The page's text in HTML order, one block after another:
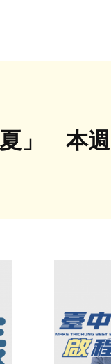
夏」 本